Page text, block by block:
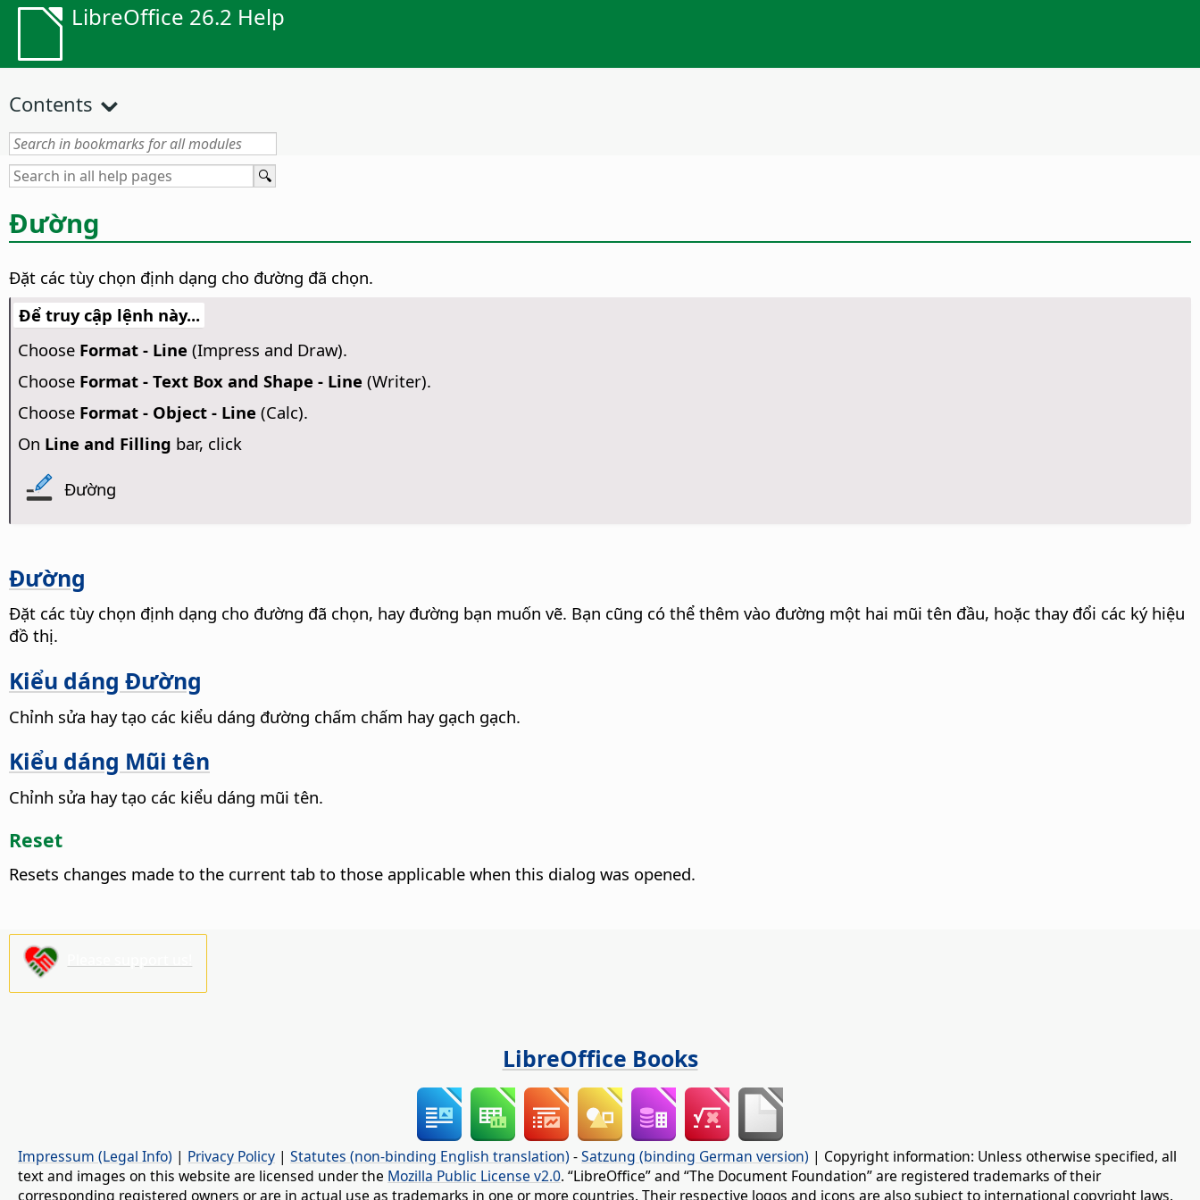
LibreOffice 26.2 Help
Contents
Đường
Đặt các tùy chọn định dạng cho đường đã chọn.
Để truy cập lệnh này...
Choose Format - Line (Impress and Draw).
Choose Format - Text Box and Shape - Line (Writer).
Choose Format - Object - Line (Calc).
On Line and Filling bar, click
Đường
Đường
Đặt các tùy chọn định dạng cho đường đã chọn, hay đường bạn muốn vẽ. Bạn cũng có thể thêm vào đường một hai mũi tên đầu, hoặc thay đổi các ký hiệu
đồ thị.
Kiểu dáng Đường
Chỉnh sửa hay tạo các kiểu dáng đường chấm chấm hay gạch gạch.
Kiểu dáng Mũi tên
Chỉnh sửa hay tạo các kiểu dáng mũi tên.
Reset
Resets changes made to the current tab to those applicable when this dialog was opened.
LibreOffice Books
Impressum (Legal Info) | Privacy Policy | Statutes (non-binding English translation) -Satzung (binding German version) | Copyright information: Unless otherwise specified, all
text and images on this website are licensed under the Mozilla Public License v2.0. “LibreOffice” and “The Document Foundation” are registered trademarks of their
corresponding registered owners or are in actual use as trademarks in one or more countries. Their respective logos and icons are also subject to international copyright laws.